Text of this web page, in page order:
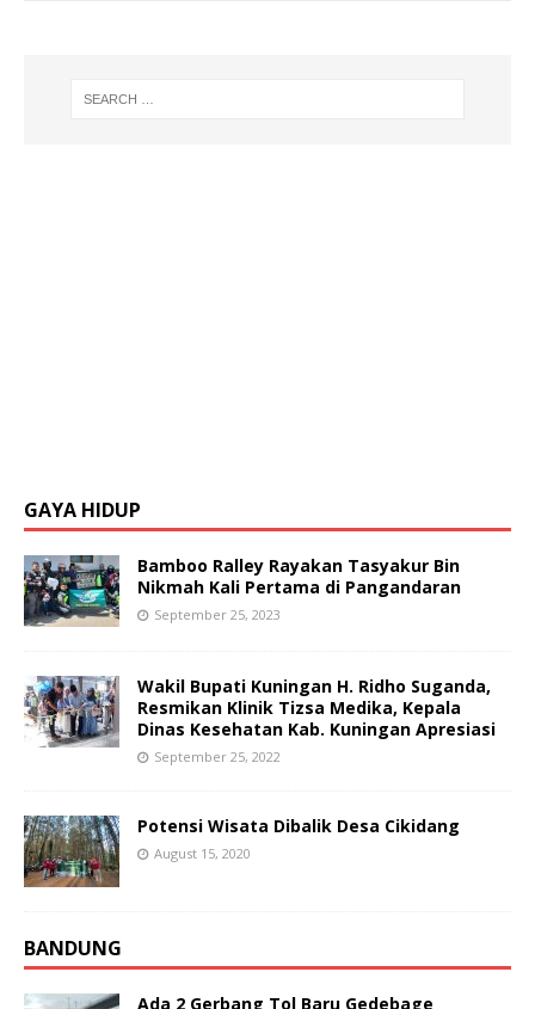
GAYA HIDUP
Bamboo Ralley Rayakan Tasyakur Bin
Nikmah Kali Pertama di Pangandaran
September 25, 2023
Wakil Bupati Kuningan H. Ridho Suganda,
Resmikan Klinik Tizsa Medika, Kepala
Dinas Kesehatan Kab. Kuningan Apresiasi
September 25, 2022
Potensi Wisata Dibalik Desa Cikidang
August 15, 2020
BANDUNG
Ada 2 Gerbang Tol Baru Gedebage